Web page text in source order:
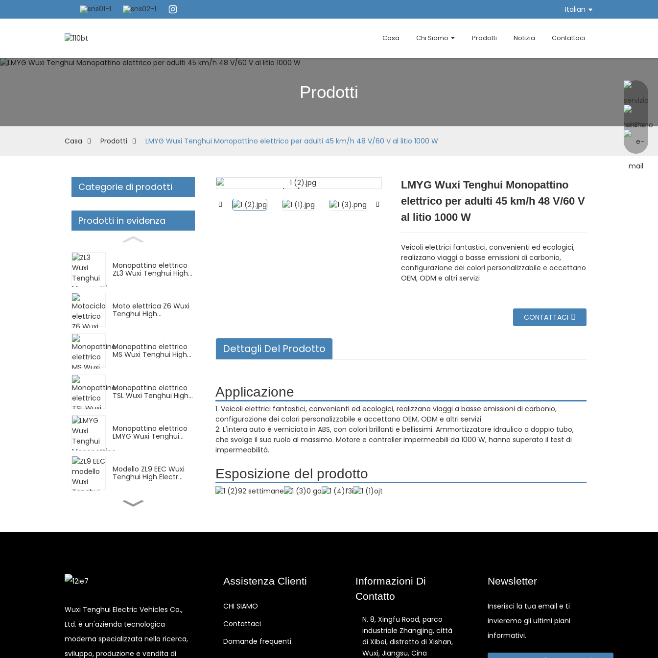
Italian
Casa Chi Siamo Prodotti Notizia Contattaci
Prodotti
Casa Prodotti LMYG Wuxi Tenghui Monopattino elettrico per adulti 45 km/h 48 V/60 V al litio 1000 W
Categorie di prodotti
Prodotti in evidenza
Monopattino elettrico
ZL3 Wuxi Tenghui High...
Moto elettrica Z6 Wuxi
Tenghui High...
Monopattino elettrico
MS Wuxi Tenghui High...
Monopattino elettrico
TSL Wuxi Tenghui High...
Monopattino elettrico
LMYG Wuxi Tenghui
Modello ZL9 EEC Wuxi
Tenghui High Electr...
FY Wuxi Tenghui High
Electric Motorc...
Loading...
Loading... Loading...
Loading... Loading...
Loading...
LMYG Wuxi Tenghui Monopattino
elettrico per adulti 45 km/h 48 V/60 V
al litio 1000 W
Veicoli elettrici fantastici, convenienti ed ecologici,
realizzano viaggi a basse emissioni di carbonio,
configurazione dei colori personalizzabile e accettano
OEM, ODM e altri servizi
CONTATTACI
Dettagli Del Prodotto
Applicazione
1. Veicoli elettrici fantastici, convenienti ed ecologici, realizzano viaggi a basse emissioni di carbonio,
configurazione dei colori personalizzabile e accettano OEM, ODM e altri servizi
2. L'intera auto è verniciata in ABS, con colori brillanti e bellissimi. Ammortizzatore idraulico a doppio tubo,
che svolge il suo ruolo al massimo. Motore e controller impermeabili da 1000 W, hanno superato il test di
impermeabilità.
Esposizione del prodotto
Wuxi Tenghui Electric Vehicles Co.,
Ltd. è un'azienda tecnologica
moderna specializzata nella ricerca,
sviluppo, produzione e vendita di
Assistenza Clienti
CHI SIAMO
Contattaci
Domande frequenti
Informazioni Di
Contatto
N. 8, Xingfu Road, parco
industriale Zhangjing, città
di Xibei, distretto di Xishan,
Wuxi, Jiangsu, Cina
Newsletter
Inserisci la tua email e ti
invieremo gli ultimi piani
informativi.